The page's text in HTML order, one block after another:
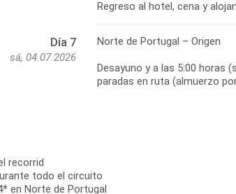
Día 7
sá, 04.07.2026
Norte de Portugal – Origen
Desayuno y a las 5:00 horas
paradas en ruta (almuerzo
recorrid
todo el circuito
en Norte de Portugal